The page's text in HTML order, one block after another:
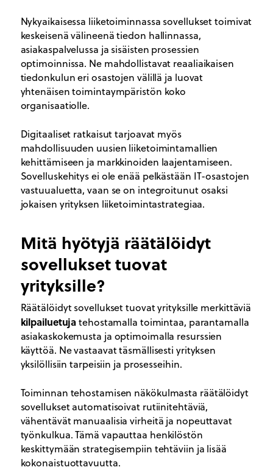
Nykyaikaisessa liiketoiminnassa sovellukset toimivat
keskeisenä välineenä tiedon hallinnassa,
asiakaspalvelussa ja sisäisten prosessien
optimoinnissa. Ne mahdollistavat reaaliaikaisen
tiedonkulun eri osastojen välillä ja luovat
yhtenäisen toimintaympäristön koko
organisaatiolle.
Digitaaliset ratkaisut tarjoavat myös
mahdollisuuden uusien liiketoimintamallien
kehittämiseen ja markkinoiden laajentamiseen.
Sovelluskehitys ei ole enää pelkästään IT-osastojen
vastuualuetta, vaan se on integroitunut osaksi
jokaisen yrityksen liiketoimintastrategiaa.
Mitä hyötyjä räätälöidyt
sovellukset tuovat
yrityksille?
Räätälöidyt sovellukset tuovat yrityksille merkittäviä
kilpailuetujatehostamalla toimintaa, parantamalla
asiakaskokemusta ja optimoimalla resurssien
käyttöä. Ne vastaavat täsmällisesti yrityksen
yksilöllisiin tarpeisiin ja prosesseihin.
Toiminnan tehostamisen näkökulmasta räätälöidyt
sovellukset automatisoivat rutiinitehtäviä,
vähentävät manuaalisia virheitä ja nopeuttavat
työnkulkua. Tämä vapauttaa henkilöstön
keskittymään strategisempiin tehtäviin ja lisää
kokonaistuottavuutta.